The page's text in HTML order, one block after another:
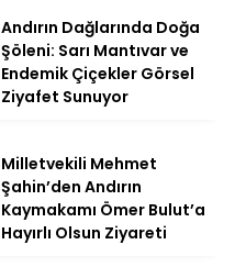
Sağlık
Kültür/Sanat
Andırın Dağlarında Doğa
Şöleni: Sarı Mantıvar ve
Endemik Çiçekler Görsel
Ziyafet Sunuyor
Milletvekili Mehmet
Şahin’den Andırın
Kaymakamı Ömer Bulut’a
Hayırlı Olsun Ziyareti